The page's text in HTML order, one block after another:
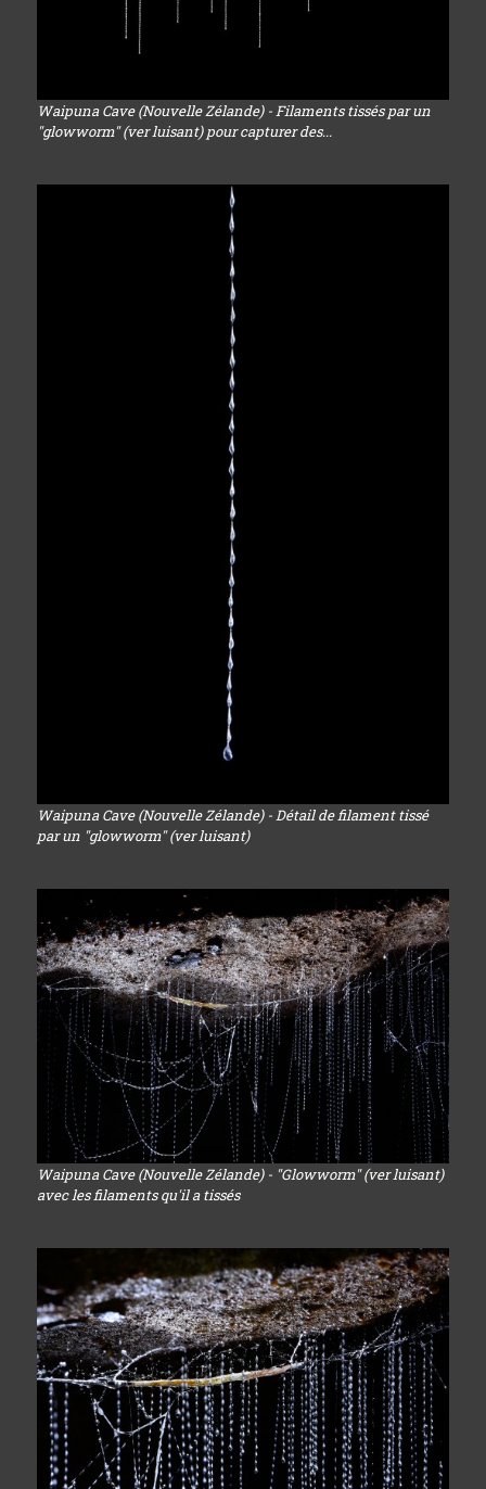
Waipuna Cave (Nouvelle Zélande) - Filaments tissés par un
"glowworm" (ver luisant) pour capturer des...
Waipuna Cave (Nouvelle Zélande) - Détail de filament tissé
par un "glowworm" (ver luisant)
Waipuna Cave (Nouvelle Zélande) - "Glowworm" (ver luisant)
avec les filaments qu'il a tissés